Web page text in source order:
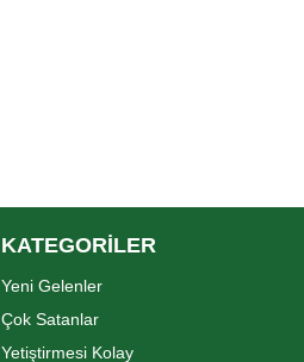
KATEGORİLER
Yeni Gelenler
Çok Satanlar
Yetiştirmesi Kolay